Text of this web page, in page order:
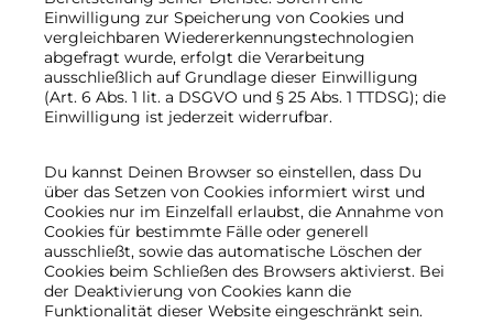
Einwilligung zur Speicherung von Cookies und
vergleichbaren Wiedererkennungstechnologien
abgefragt wurde, erfolgt die Verarbeitung
ausschließlich auf Grundlage dieser Einwilligung
(Art. 6 Abs. 1 lit. a DSGVO und § 25 Abs. 1 TTDSG); die
Einwilligung ist jederzeit widerrufbar.
Du kannst Deinen Browser so einstellen, dass Du
über das Setzen von Cookies informiert wirst und
Cookies nur im Einzelfall erlaubst, die Annahme von
Cookies für bestimmte Fälle oder generell
ausschließt, sowie das automatische Löschen der
Cookies beim Schließen des Browsers aktivierst. Bei
der Deaktivierung von Cookies kann die
Funktionalität dieser Website eingeschränkt sein.